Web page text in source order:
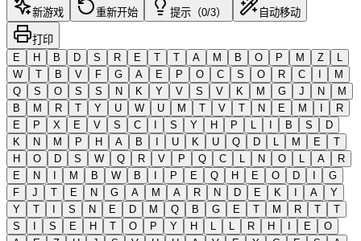
新游戏 重新开始 提示（0/3） 自动移动
打印
E
H B D S R E T T A M B O P M Z
L
W
T B V F G A E P O C S O R C I
M
Q
S O S S N K Y V S V K M G J N
M
B
M R T Y U W U M T V T N E M I
R
E
P X E V S C I S Y H P L I B S
D
K
N M P H A B I U K U Q D L M E
T
H
O D S W Q R V P Q C L N O L A
R
E
N I M B W B I P E Q H E O D I
G
F
J T E N G A M A R N D E K I A
Y
Y
T I S N E D M Q B G E T M R T
T
S
I S E H T O P Y H L L R H I E
O